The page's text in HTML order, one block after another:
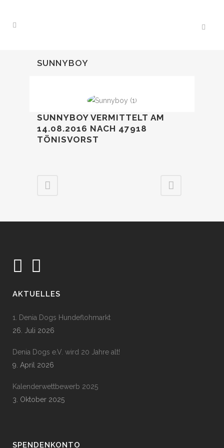
SUNNYBOY
SUNNYBOY VERMITTELT AM
14.08.2016 NACH 47918
TÖNISVORST
AKTUELLES
1. Denia Dogs Hundeflohmarkt
26. Juli 2026
Denia Dogs e.V. wird 20 Jahre alt!
9. April 2026
Kalenderwettbewerb 2025
3. Oktober 2025
SPENDENKONTO